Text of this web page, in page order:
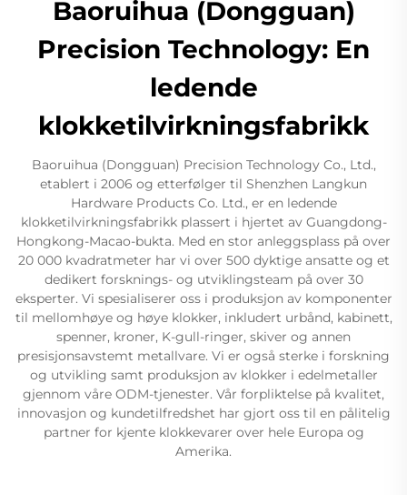
Baoruihua (Dongguan)
Precision Technology: En
ledende
klokketilvirkningsfabrikk
Baoruihua (Dongguan) Precision Technology Co., Ltd.,
etablert i 2006 og etterfølger til Shenzhen Langkun
Hardware Products Co. Ltd., er en ledende
klokketilvirkningsfabrikk plassert i hjertet av Guangdong-
Hongkong-Macao-bukta. Med en stor anleggsplass på over
20 000 kvadratmeter har vi over 500 dyktige ansatte og et
dedikert forsknings- og utviklingsteam på over 30
eksperter. Vi spesialiserer oss i produksjon av komponenter
til mellomhøye og høye klokker, inkludert urbånd, kabinett,
spenner, kroner, K-gull-ringer, skiver og annen
presisjonsavstemt metallvare. Vi er også sterke i forskning
og utvikling samt produksjon av klokker i edelmetaller
gjennom våre ODM-tjenester. Vår forpliktelse på kvalitet,
innovasjon og kundetilfredshet har gjort oss til en pålitelig
partner for kjente klokkevarer over hele Europa og
Amerika.